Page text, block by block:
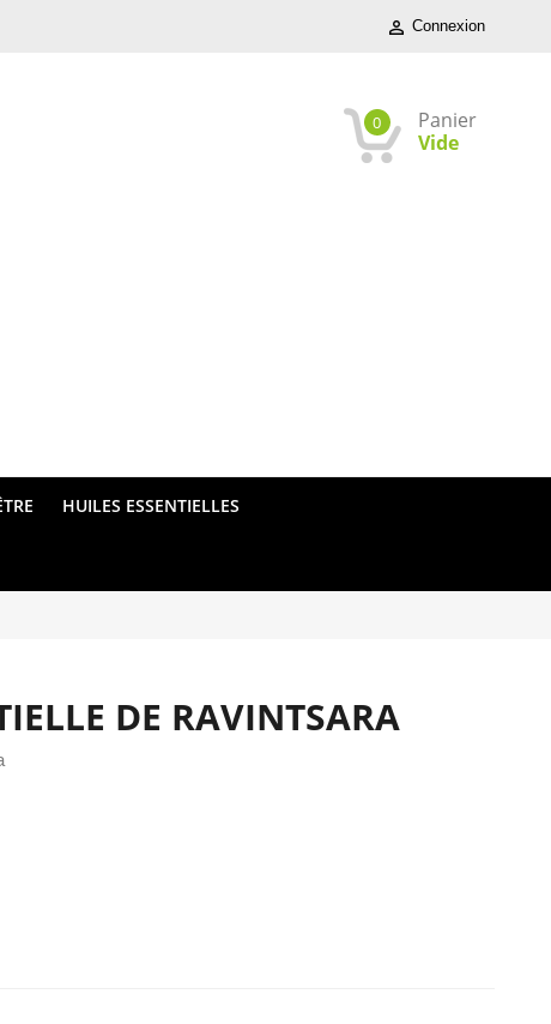
 Connexion
Panier
0
Vide
HUILES ESSENTIELLES
DE RAVINTSARA